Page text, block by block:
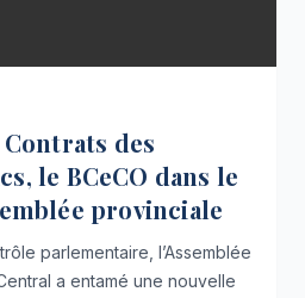
des
le BCeCO dans le
provinciale
parlementaire, l’Assemblée
a entamé une nouvelle